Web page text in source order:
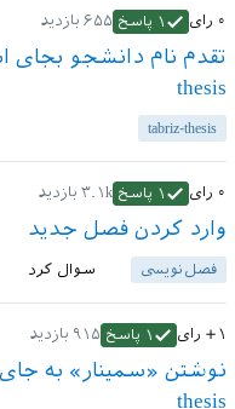
۰ رای ۱ پاسخ ۶۵۵ بازدید
thesis
tabriz-thesis
۰ رای ۱ پاسخ ۳.۱k بازدید
وارد کردن فصل جدید
فصل‌نویسی سوال کرد
+۱ رای ۱ پاسخ ۹۱۵ بازدید
thesis